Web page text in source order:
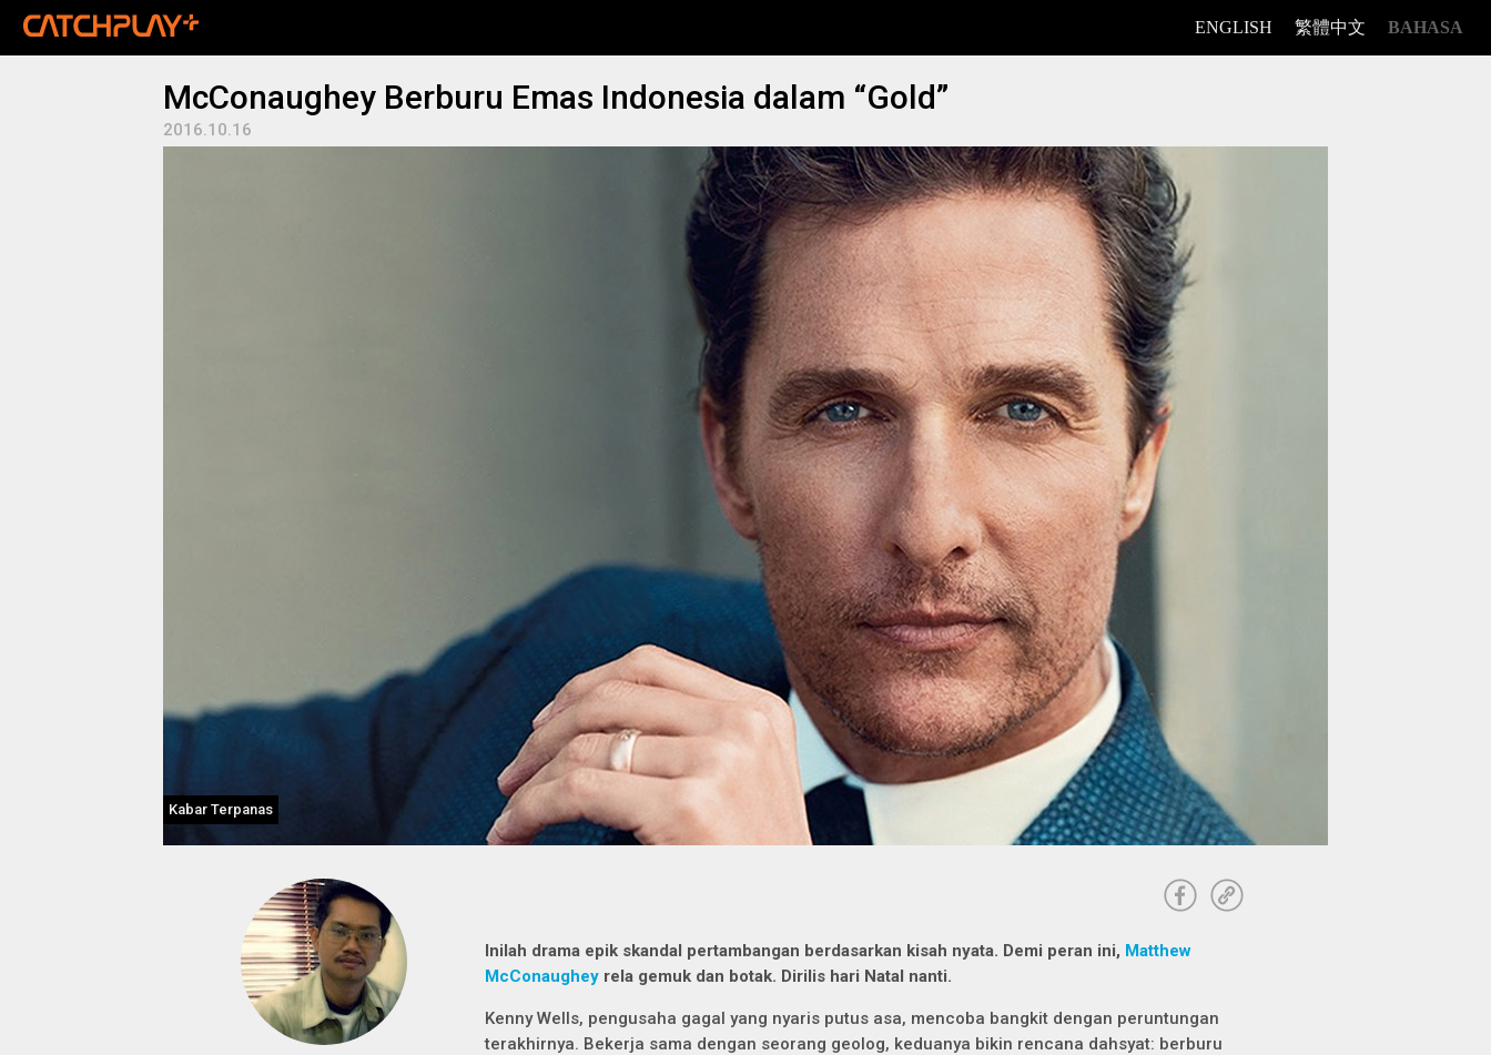
ENGLISH 繁體中文 BAHASA
McConaughey Berburu Emas Indonesia dalam “Gold”
2016.10.16
Kabar Terpanas
Inilah drama epik skandal pertambangan berdasarkan kisah nyata. Demi peran ini, Matthew
McConaughey rela gemuk dan botak. Dirilis hari Natal nanti.
Kenny Wells, pengusaha gagal yang nyaris putus asa, mencoba bangkit dengan peruntungan
terakhirnya. Bekerja sama dengan seorang geolog, keduanya bikin rencana dahsyat: berburu